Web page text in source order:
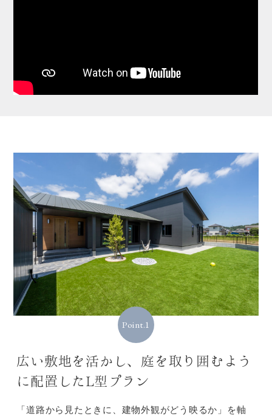
Point.1
広い敷地を活かし、庭を取り囲むよう
に配置したL型プラン
「道路から見たときに、建物外観がどう映るか」を軸